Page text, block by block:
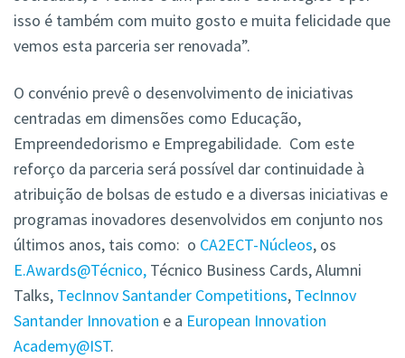
isso é também com muito gosto e muita felicidade que
vemos esta parceria ser renovada”.
O convénio prevê o desenvolvimento de iniciativas
centradas em dimensões como Educação,
Empreendedorismo e Empregabilidade. Com este
reforço da parceria será possível dar continuidade à
atribuição de bolsas de estudo e a diversas iniciativas e
programas inovadores desenvolvidos em conjunto nos
últimos anos, tais como: o CA2ECT-Núcleos, os
E.Awards@Técnico, Técnico Business Cards, Alumni
Talks, TecInnov Santander Competitions, TecInnov
Santander Innovation e a European Innovation
Academy@IST.